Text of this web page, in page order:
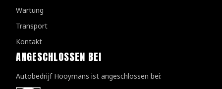
Wartung
Transport
Kontakt
ANGESCHLOSSEN BEI
Autobedrijf Hooymans ist angeschlossen bei: